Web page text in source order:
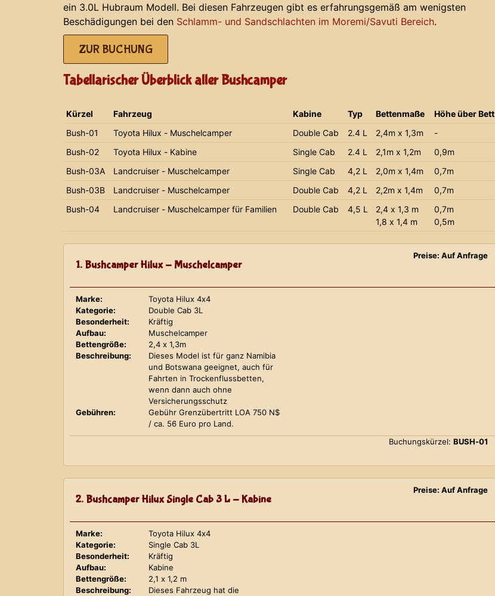
ein 3.0L Hubraum Modell. Bei diesen Fahrzeugen gibt es erfahrungsgemäß am wenigsten
Beschädigungen bei den Schlamm- und Sandschlachten im Moremi/Savuti Bereich.
ZUR BUCHUNG
Tabellarischer Überblick aller Bushcamper
Kürzel Fahrzeug Kabine Typ Bettenmaße
Höhe über Bett
Bush-01
Toyota Hilux - Muschelcamper Double Cab 2.4 L 2,4m x 1,3m
-
Bush-02
Toyota Hilux - Kabine Single Cab 2.4 L 2,1m x 1,2m
0,9m
Bush-03A
Landcruiser - Muschelcamper Single Cab 4,2 L 2,0m x 1,4m
0,7m
Bush-03B
Landcruiser - Muschelcamper Double Cab 4,2 L 2,2m x 1,4m
0,7m
Bush-04
Landcruiser - Muschelcamper für Familien Double Cab 4,5 L
2,4 x 1,3 m
1,8 x 1,4 m
0,7m
0,5m
1. Bushcamper Hilux - Muschelcamper
Preise: Auf Anfrage
Marke:
Toyota Hilux 4x4
Kategorie:
Double Cab 3L
Besonderheit:
Kräftig
Aufbau:
Muschelcamper
Bettengröße:
2,4 x 1,3m
Beschreibung:
Dieses Model ist für ganz Namibia
und Botswana geeignet, auch für
Fahrten in Trockenflussbetten,
wenn dann auch ohne
Versicherungsschutz
Gebühren:
Gebühr Grenzübertritt LOA 750 N$
/ ca. 56 Euro pro Land.
Buchungskürzel: BUSH-01
2. Bushcamper Hilux Single Cab 3 L - Kabine
Preise: Auf Anfrage
Marke:
Toyota Hilux 4x4
Kategorie:
Single Cab 3L
Besonderheit:
Kräftig
Aufbau:
Kabine
Bettengröße:
2,1 x 1,2 m
Beschreibung:
Dieses Fahrzeug hat die